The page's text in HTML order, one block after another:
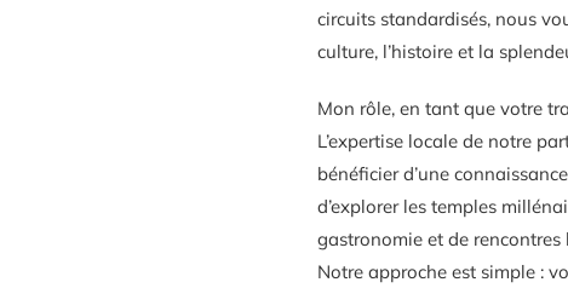
circuits standardisés, nous
culture, l’histoire et la
Mon rôle, en tant que votre
L’expertise locale de notre
bénéficier d’une
d’explorer les temples
gastronomie et de
Notre approche est simple :